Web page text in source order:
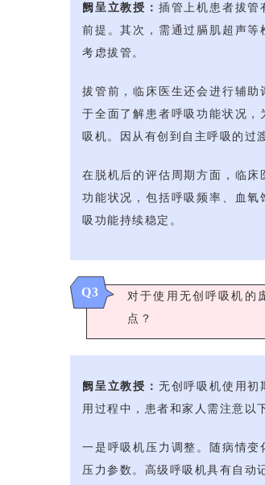
阙呈立教授： 插管上机患者拔管
前提。其次，需通过膈肌超声
考虑拔管。
拔管前，临床医生还会进行辅
于全面了解患者呼吸功能状况
吸机。因从有创到自主呼吸的过
在脱机后的评估周期方面，临
功能状况，包括呼吸频率、血
吸功能持续稳定。
Q3
对于使用无创呼吸机的
点？
阙呈立教授： 无创呼吸机使用初
用过程中，患者和家人需注意以
一是呼吸机压力调整。随病情
压力参数。高级呼吸机具有自动